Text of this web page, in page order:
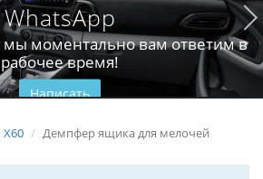
WhatsApp
моментально вам ответим в
рабочее время!
Написать
X60 Демпфер ящика для мелочей